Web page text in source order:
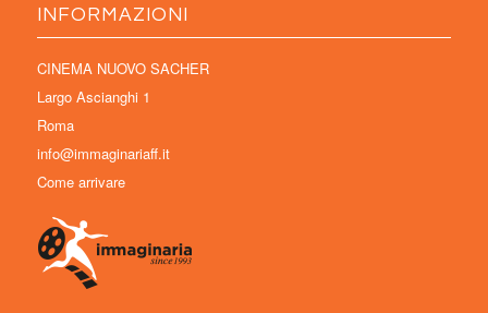
INFORMAZIONI
CINEMA NUOVO SACHER
Largo Ascianghi 1
Roma
info@immaginariaff.it
Come arrivare